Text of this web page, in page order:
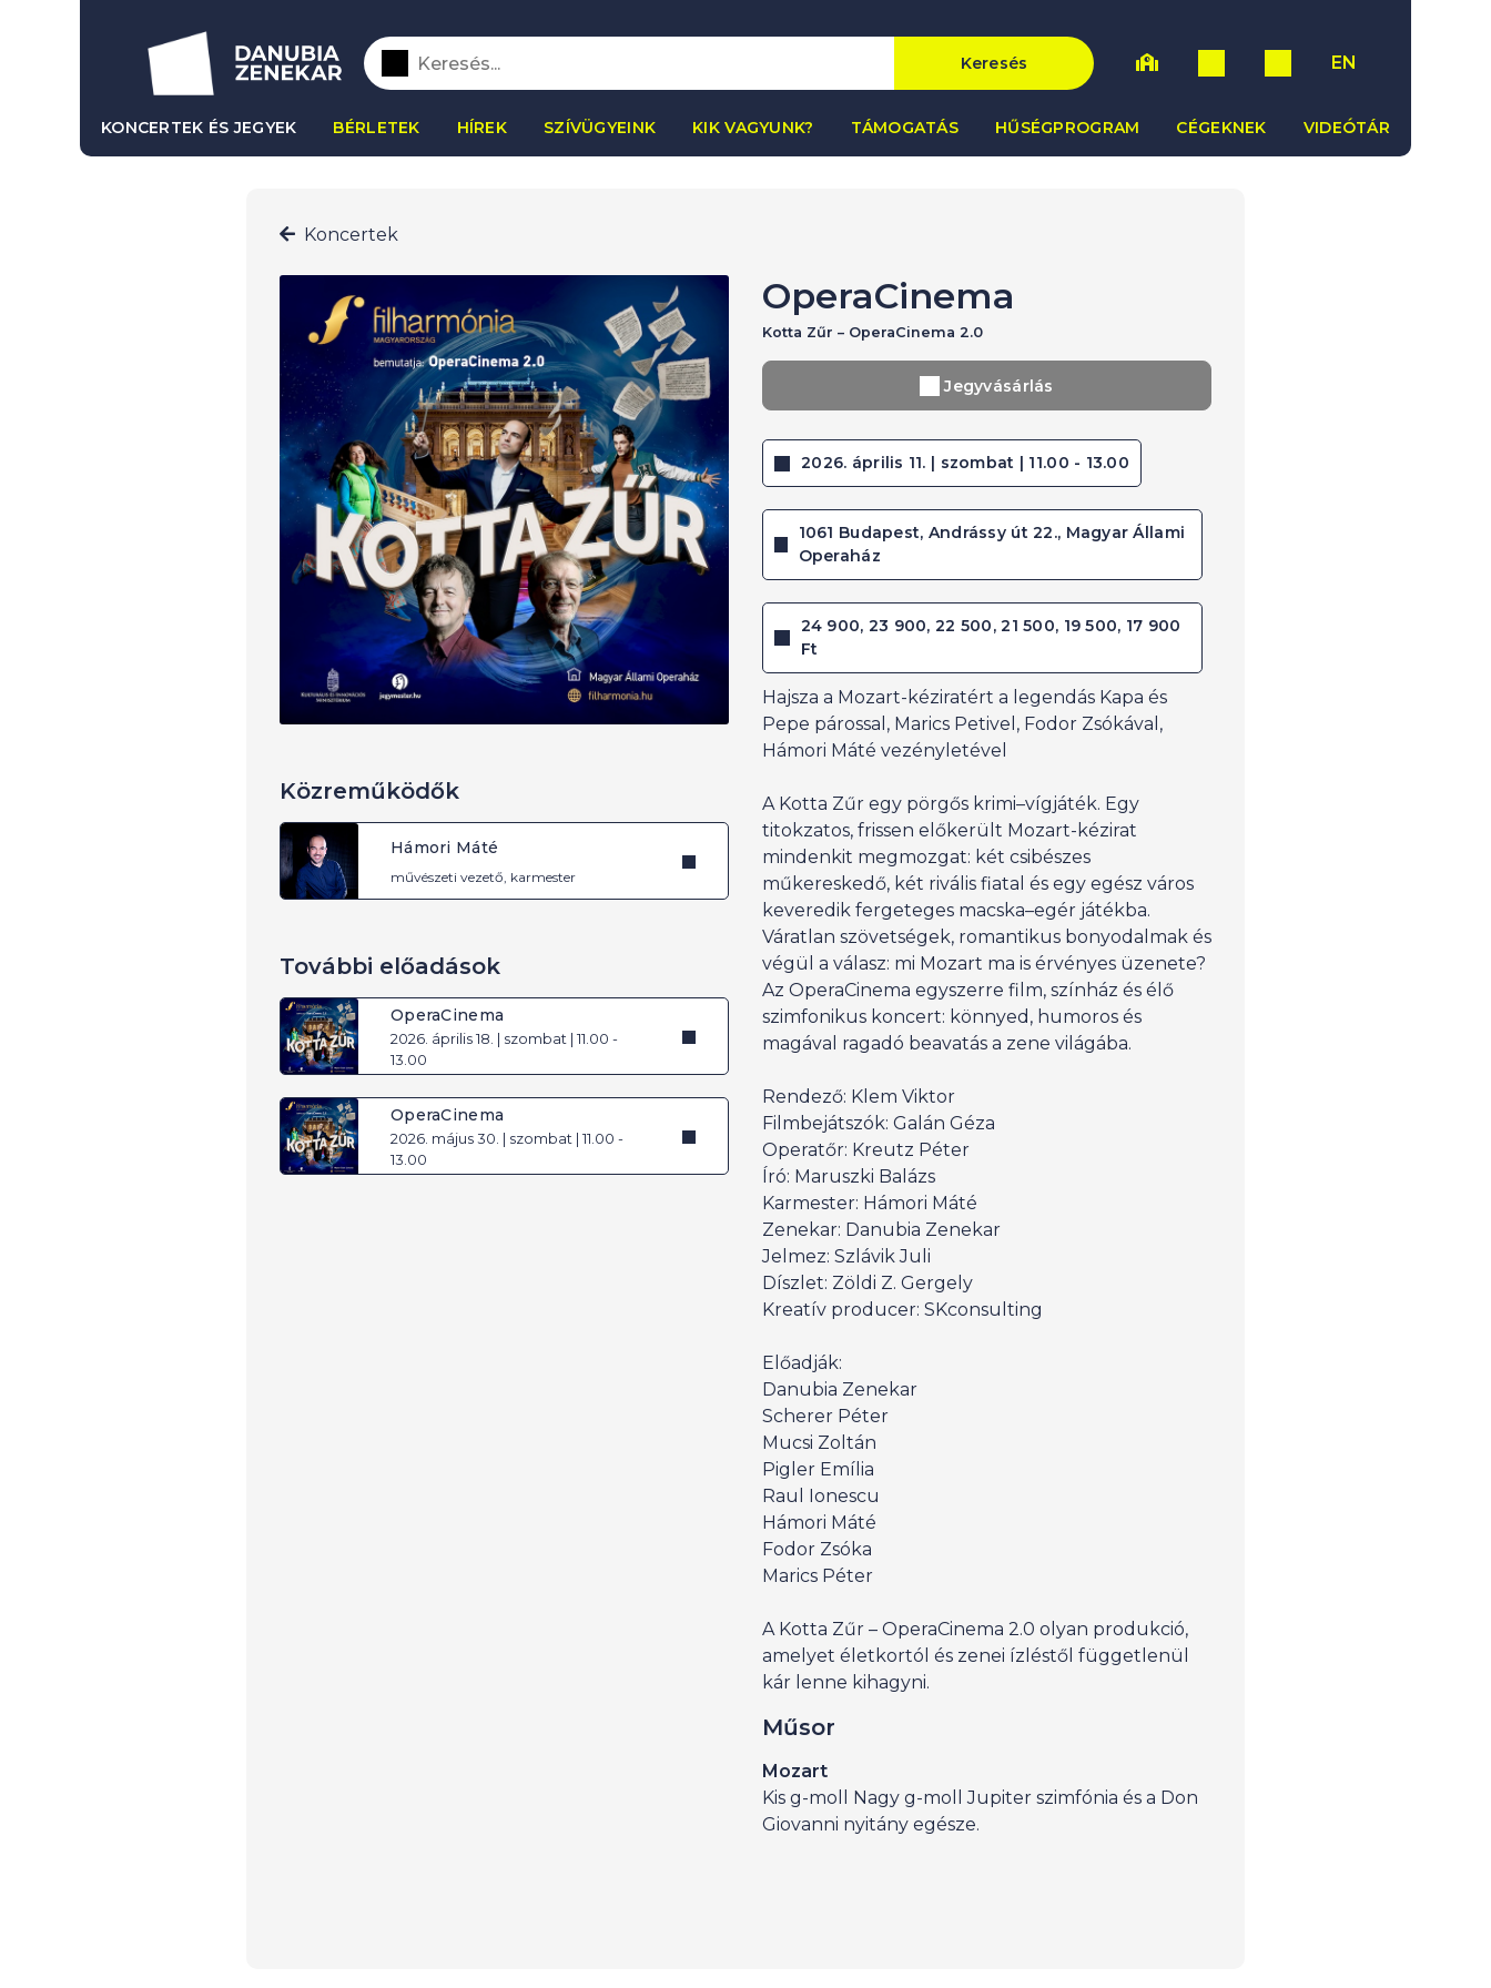
Keresés EN
KONCERTEK ÉS JEGYEK BÉRLETEK HÍREK SZÍVÜGYEINK KIK VAGYUNK? TÁMOGATÁS HŰSÉGPROGRAM CÉGEKNEK VIDEÓTÁR
Koncertek
Közreműködők
Hámori Máté
művészeti vezető, karmester
További előadások
OperaCinema
2026. április 18. | szombat | 11.00 -
13.00
OperaCinema
2026. május 30. | szombat | 11.00 -
13.00
OperaCinema
Kotta Zűr – OperaCinema 2.0
Jegyvásárlás
2026. április 11. | szombat | 11.00 - 13.00
1061 Budapest, Andrássy út 22., Magyar Állami
Operaház
24 900, 23 900, 22 500, 21 500, 19 500, 17 900
Ft
Hajsza a Mozart-kéziratért a legendás Kapa és
Pepe párossal, Marics Petivel, Fodor Zsókával,
Hámori Máté vezényletével
A Kotta Zűr egy pörgős krimi–vígjáték. Egy
titokzatos, frissen előkerült Mozart-kézirat
mindenkit megmozgat: két csibészes
műkereskedő, két rivális fiatal és egy egész város
keveredik fergeteges macska–egér játékba.
Váratlan szövetségek, romantikus bonyodalmak és
végül a válasz: mi Mozart ma is érvényes üzenete?
Az OperaCinema egyszerre film, színház és élő
szimfonikus koncert: könnyed, humoros és
magával ragadó beavatás a zene világába.
Rendező: Klem Viktor
Filmbejátszók: Galán Géza
Operatőr: Kreutz Péter
Író: Maruszki Balázs
Karmester: Hámori Máté
Zenekar: Danubia Zenekar
Jelmez: Szlávik Juli
Díszlet: Zöldi Z. Gergely
Kreatív producer: SKconsulting
Előadják:
Danubia Zenekar
Scherer Péter
Mucsi Zoltán
Pigler Emília
Raul Ionescu
Hámori Máté
Fodor Zsóka
Marics Péter
A Kotta Zűr – OperaCinema 2.0 olyan produkció,
amelyet életkortól és zenei ízléstől függetlenül
kár lenne kihagyni.
Műsor
Mozart
Kis g-moll Nagy g-moll Jupiter szimfónia és a Don
Giovanni nyitány egésze.